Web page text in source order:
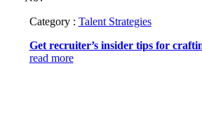
Category : Talent Strategies
Get recruiter’s insider tips for
read more